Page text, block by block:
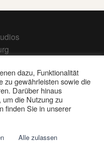
dazu, Funktionalität
zu gewährleisten sowie die
Darüber hinaus
die Nutzung zu
finden Sie in unserer
Alle zulassen